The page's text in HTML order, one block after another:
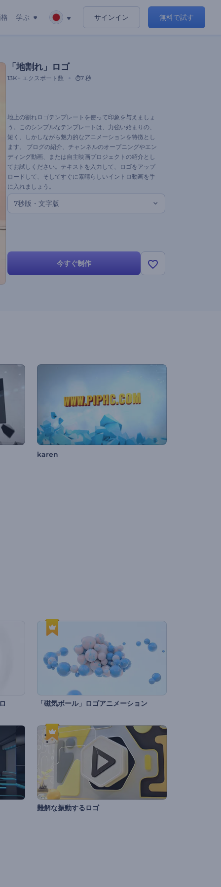
学ぶ サインイン 無料で試す
「地割れ」ロゴ
13K+ エクスポート数 7 秒
地上の割れロゴテンプレートを使って印象を与えましょ
う。このシンプルなテンプレートは、力強い始まりの、
短く、しかしながら魅力的なアニメーションを特徴とし
ます。 ブログの紹介、チャンネルのオープニングやエン
ディング動画、または自主映画プロジェクトの紹介とし
てお試しください。テキストを入力して、ロゴをアップ
ロードして、そしてすぐに素晴らしいイントロ動画を手
に入れましょう。
7秒版・文字版
今すぐ制作
karen
「磁気ボール」ロゴアニメーション
難解な振動するロゴ